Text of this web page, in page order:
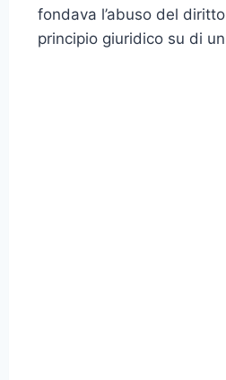
fondava l’abuso del
principio giuridico su di